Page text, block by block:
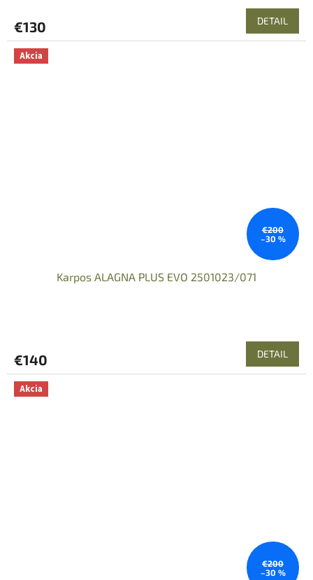
€130 DETAIL
Akcia
€200
–30 %
Karpos ALAGNA PLUS EVO 2501023/071
€140 DETAIL
Akcia
€200
–30 %